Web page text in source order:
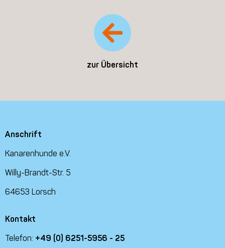
zur Übersicht
Anschrift
Kanarenhunde e.V.
Willy-Brandt-Str. 5
64653 Lorsch
Kontakt
Telefon: +49 (0) 6251-5956 - 25